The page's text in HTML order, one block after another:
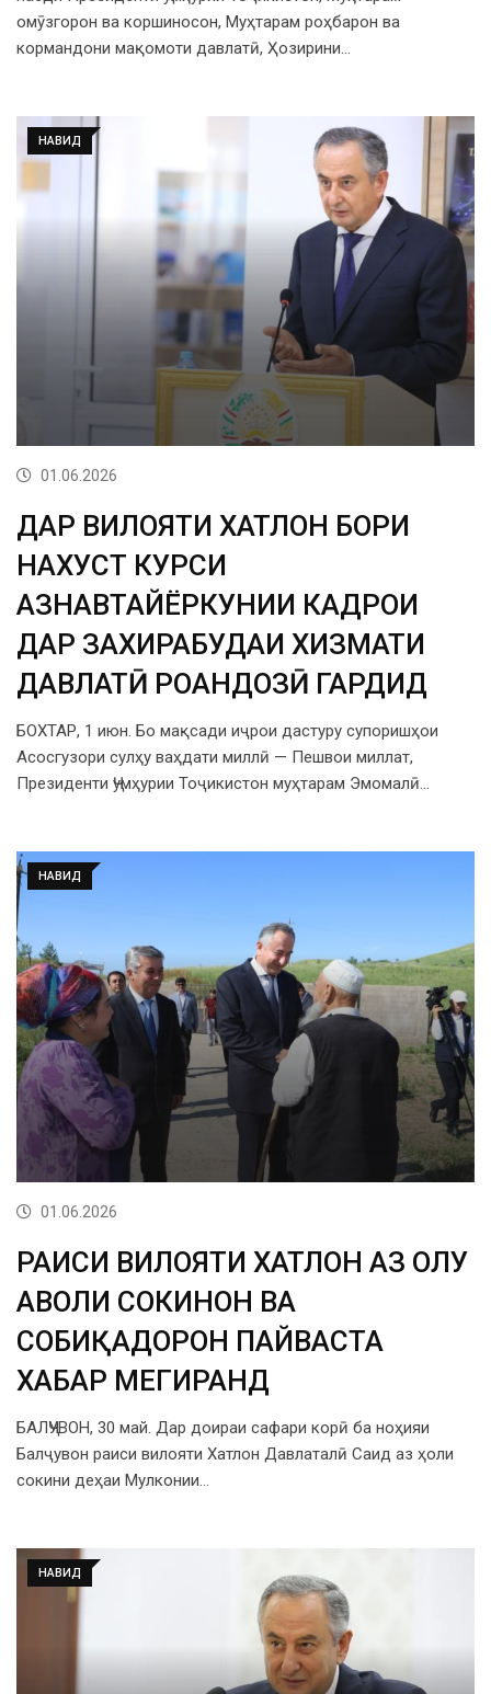
омӯзгорон ва коршиносон, Муҳтарам роҳбарон ва
кормандони мақомоти давлатӣ, Ҳозирини…
НАВИД
01.06.2026
ДАР ВИЛОЯТИ ХАТЛОН БОРИ
НАХУСТ КУРСИ
АЗНАВТАЙЁРКУНИИ КАДРҲОИ
ДАР ЗАХИРАБУДАИ ХИЗМАТИ
ДАВЛАТӢ РОҲАНДОЗӢ ГАРДИД
БОХТАР, 1 июн. Бо мақсади иҷрои дастуру супоришҳои
Асосгузори сулҳу ваҳдати миллӣ — Пешвои миллат,
Президенти Ҷумҳурии Тоҷикистон муҳтарам Эмомалӣ…
НАВИД
01.06.2026
РАИСИ ВИЛОЯТИ ХАТЛОН АЗ ҲОЛУ
АҲВОЛИ СОКИНОН ВА
СОБИҚАДОРОН ПАЙВАСТА
ХАБАР МЕГИРАНД
БАЛҶУВОН, 30 май. Дар доираи сафари корӣ ба ноҳияи
Балҷувон раиси вилояти Хатлон Давлаталӣ Саид аз ҳоли
сокини деҳаи Мулконии…
НАВИД